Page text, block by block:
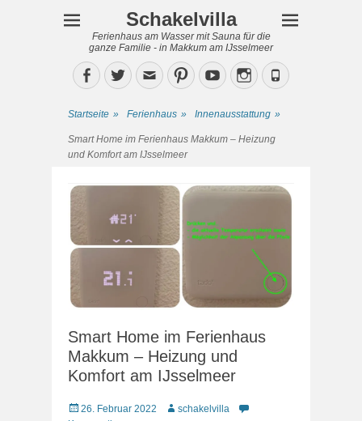
Schakelvilla
Ferienhaus am Wasser mit Sauna für die
ganze Familie - in Makkum am IJsselmeer
Facebook
TwitterEmailPinterestYouTubeInstagram
Phone
Startseite » Ferienhaus » Innenausstattung »
Smart Home im Ferienhaus Makkum – Heizung
und Komfort am IJsselmeer
Smart Home im Ferienhaus
Makkum – Heizung und
Komfort am IJsselmeer
Veröffentlicht
26. Februar 2022 Autorschakelvilla